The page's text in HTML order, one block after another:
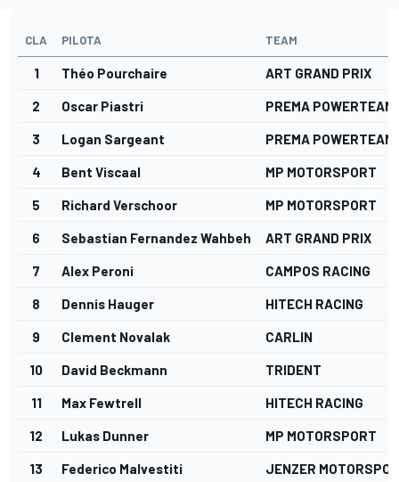
CLA PILOTA TEAM
1 Théo Pourchaire ART GRAND PRIX
2 Oscar Piastri PREMA POWERTEAM
3 Logan Sargeant PREMA POWERTEAM
4 Bent Viscaal MP MOTORSPORT
5 Richard Verschoor MP MOTORSPORT
6 Sebastian Fernandez Wahbeh ART GRAND PRIX
7 Alex Peroni CAMPOS RACING
8 Dennis Hauger HITECH RACING
9 Clement Novalak CARLIN
10 David Beckmann TRIDENT
11 Max Fewtrell HITECH RACING
12 Lukas Dunner MP MOTORSPORT
13 Federico Malvestiti JENZER